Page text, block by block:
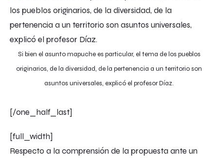
Si bien el asunto mapuche es particular, el tema de los pueblos
originarios, de la diversidad, de la pertenencia a un territorio son
asuntos universales, explicó el profesor Díaz.
[/one_half_last]
[full_width]
Respecto a la comprensión de la propuesta ante un